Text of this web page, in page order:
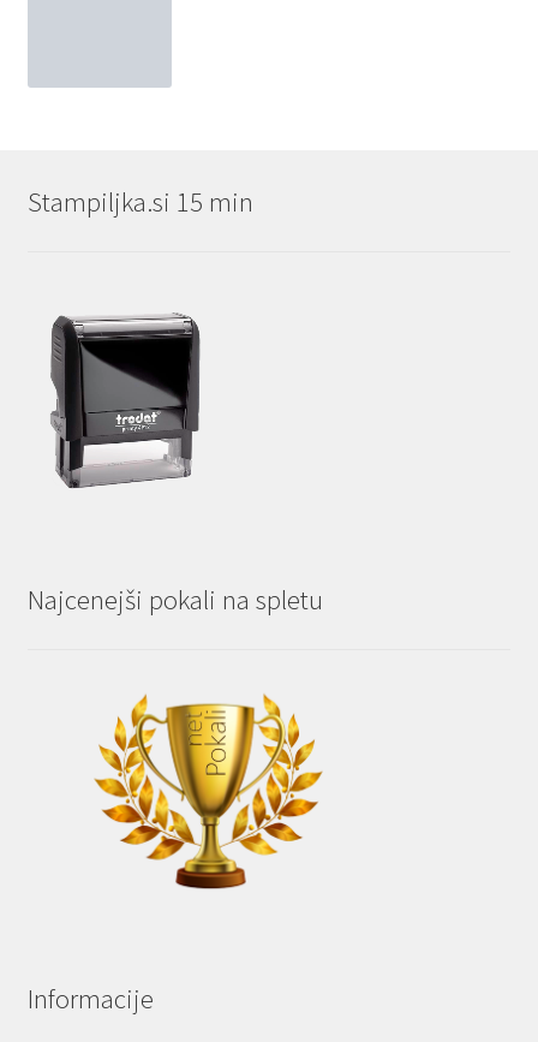
Stampiljka.si 15 min
Najcenejši pokali na spletu
Informacije